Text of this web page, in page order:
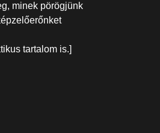
minek pörögjünk
tartalom is.]